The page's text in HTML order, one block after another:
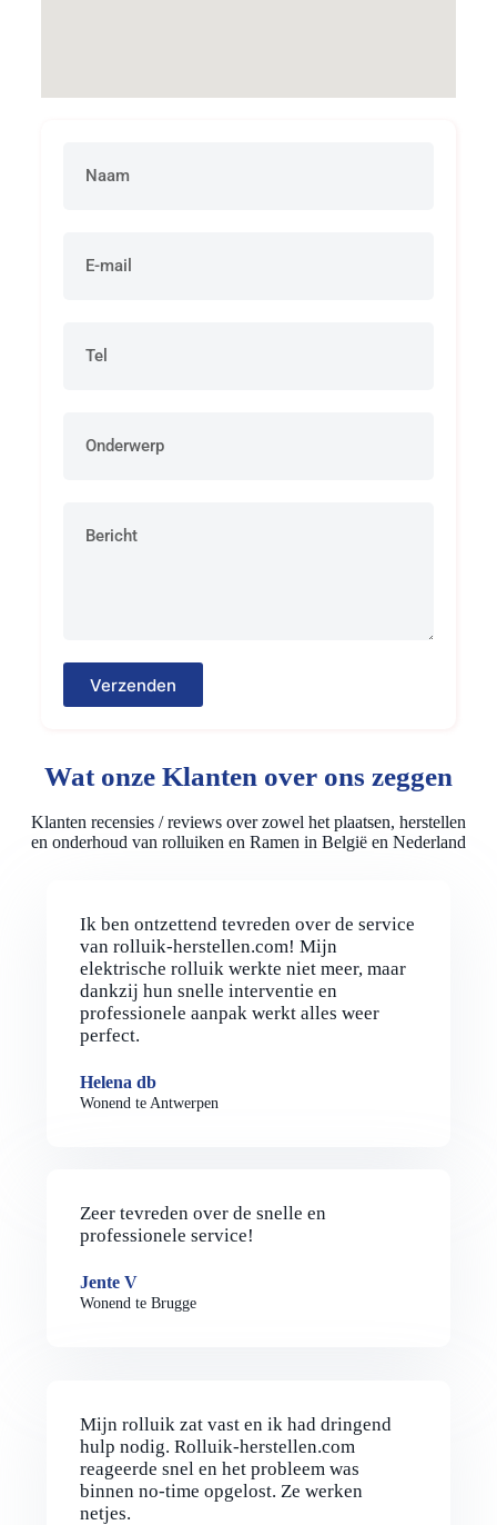
Verzenden
Wat onze Klanten over ons zeggen
Klanten recensies / reviews over zowel het plaatsen, herstellen
en onderhoud van rolluiken en Ramen in België en Nederland
Ik ben ontzettend tevreden over de service
van rolluik-herstellen.com! Mijn
elektrische rolluik werkte niet meer, maar
dankzij hun snelle interventie en
professionele aanpak werkt alles weer
perfect.
Helena db
Wonend te Antwerpen
Zeer tevreden over de snelle en
professionele service!
Jente V
Wonend te Brugge
Mijn rolluik zat vast en ik had dringend
hulp nodig. Rolluik-herstellen.com
reageerde snel en het probleem was
binnen no-time opgelost. Ze werken
netjes.